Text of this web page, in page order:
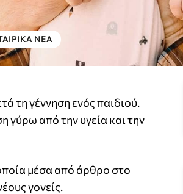
ΝΕΑ
τη γέννηση ενός παιδιού.
γύρω από την υγεία και την
μέσα από άρθρο στο
γονείς.